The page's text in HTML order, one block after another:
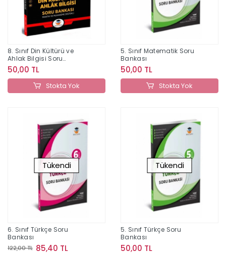
8. Sınıf Din Kültürü ve
Ahlak Bilgisi Soru
Bankası
50,00 TL
Stokta Yok
5. Sınıf Matematik Soru
Bankası
50,00 TL
Stokta Yok
Tükendi
6. Sınıf Türkçe Soru
Bankası
122,00 TL 85,40 TL
Tükendi
5. Sınıf Türkçe Soru
Bankası
50,00 TL